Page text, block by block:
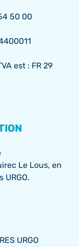
50 00
est : FR 29
Le Lous, en
URGO